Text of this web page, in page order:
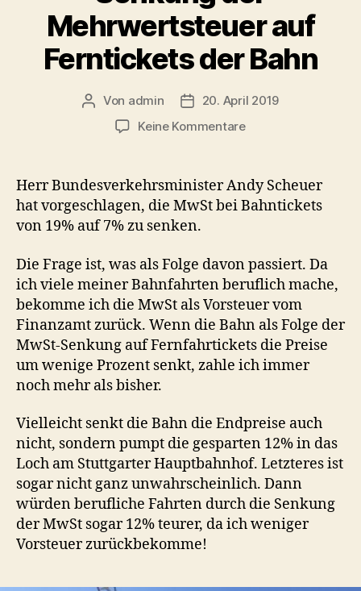
Mehrwertsteuer auf
Ferntickets der Bahn
Beitragsautor
Von admin Beitragsdatum
20. April 2019
Keine Kommentarezu
Mehrwertsteuer
auf
Ferntickets
Herr Bundesverkehrsminister Andy Scheuer
hat vorgeschlagen, die MwSt bei Bahntickets
von 19% auf 7% zu senken.
Die Frage ist, was als Folge davon passiert. Da
ich viele meiner Bahnfahrten beruflich mache,
bekomme ich die MwSt als Vorsteuer vom
Finanzamt zurück. Wenn die Bahn als Folge der
MwSt-Senkung auf Fernfahrtickets die Preise
um wenige Prozent senkt, zahle ich immer
noch mehr als bisher.
Vielleicht senkt die Bahn die Endpreise auch
nicht, sondern pumpt die gesparten 12% in das
Loch am Stuttgarter Hauptbahnhof. Letzteres ist
sogar nicht ganz unwahrscheinlich. Dann
würden berufliche Fahrten durch die Senkung
der MwSt sogar 12% teurer, da ich weniger
Vorsteuer zurückbekomme!